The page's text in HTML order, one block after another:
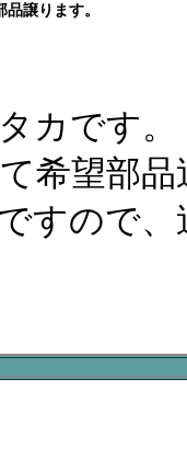
譲ります。
カです。
希望部
すので